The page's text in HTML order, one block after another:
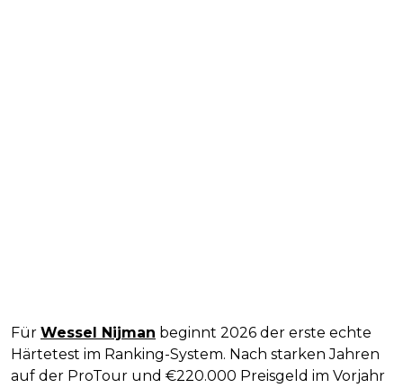
Für Wessel Nijman beginnt 2026 der erste echte
Härtetest im Ranking-System. Nach starken Jahren
auf der ProTour und €220.000 Preisgeld im Vorjahr